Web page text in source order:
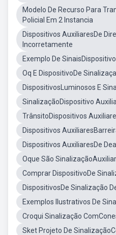
Modelo De Recurso Para
Policial Em 2 Instancia
Dispositivos AuxiliaresDe
Incorretamente
Exemplo De
Oq E DispositivoDe
DispositivosLuminosos E
SinalizaçãoDispositivo
TrânsitoDispositivos
Dispositivos
Dispositivos AuxiliaresDe
Oque São
Comprar DispositivoDe
DispositivosDe Sinalização
Exemplos Ilustrativos De
Croqui Sinalização
Sket Projeto De